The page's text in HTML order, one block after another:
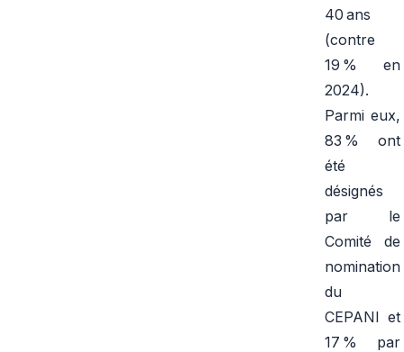
40 ans
(contre
19 % en
2024).
Parmi eux,
83 % ont
été
désignés
par le
Comité de
nomination
du
CEPANI et
17 % par